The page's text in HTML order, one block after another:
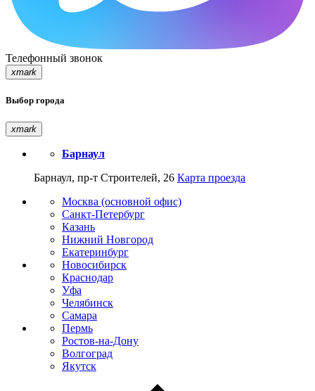
Телефонный звонок
xmark
Выбор города
xmark
Барнаул
Барнаул, пр-т Строителей, 26 Карта проезда
Москва (основной офис)
Санкт-Петербург
Казань
Нижний Новгород
Екатеринбург
Новосибирск
Краснодар
Уфа
Челябинск
Самара
Пермь
Ростов-на-Дону
Волгоград
Якутск